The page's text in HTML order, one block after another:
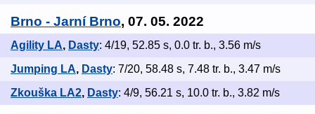
Brno - Jarní Brno, 07. 05. 2022
Agility LA, Dasty: 4/19, 52.85 s, 0.0 tr. b., 3.56 m/s
Jumping LA, Dasty: 7/20, 58.48 s, 7.48 tr. b., 3.47 m/s
Zkouška LA2, Dasty: 4/9, 56.21 s, 10.0 tr. b., 3.82 m/s